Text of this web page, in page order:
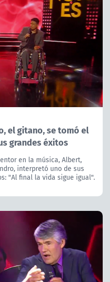
el gitano, se tomó el
grandes éxitos
en la música, Albert,
interpretó uno de sus
"Al final la vida sigue igual".